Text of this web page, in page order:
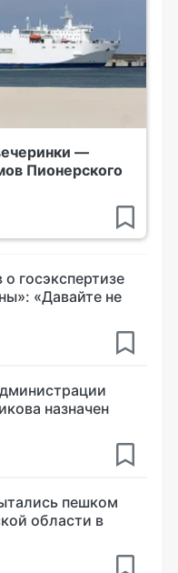
—
Пионерского
госэкспертизе
«Давайте не
назначен
пешком
области в